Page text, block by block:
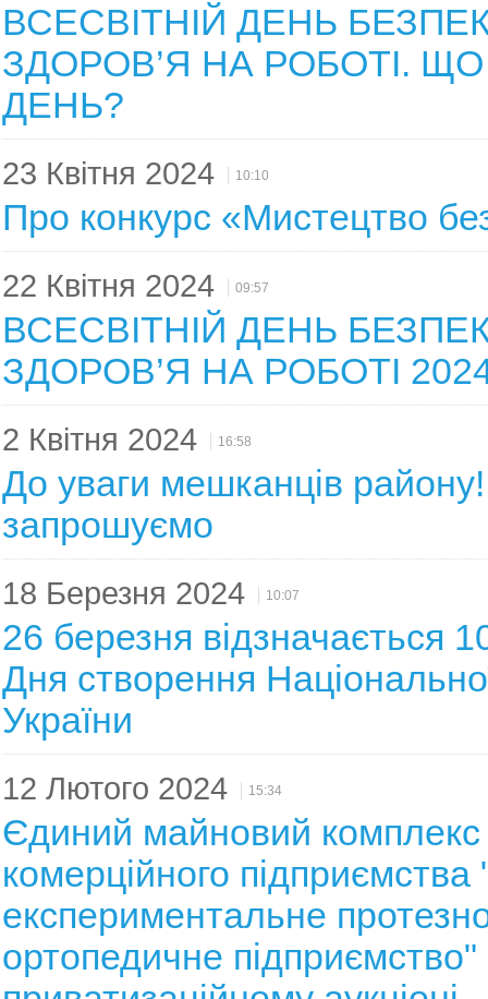
ВСЕСВІТНІЙ ДЕНЬ
ЗДОРОВ’Я НА РОБОТІ.
ДЕНЬ?
23 Квітня 2024 10:10
Про конкурс «Мистецтво
22 Квітня 2024 09:57
ВСЕСВІТНІЙ ДЕНЬ
ЗДОРОВ’Я НА РОБОТІ
2 Квітня 2024 16:58
До уваги мешканців району!
запрошуємо
18 Березня 2024 10:07
26 березня відзначається
Дня створення
України
12 Лютого 2024 15:34
Єдиний майновий
комерційного підприємства
експериментальне
ортопедичне підприємство"